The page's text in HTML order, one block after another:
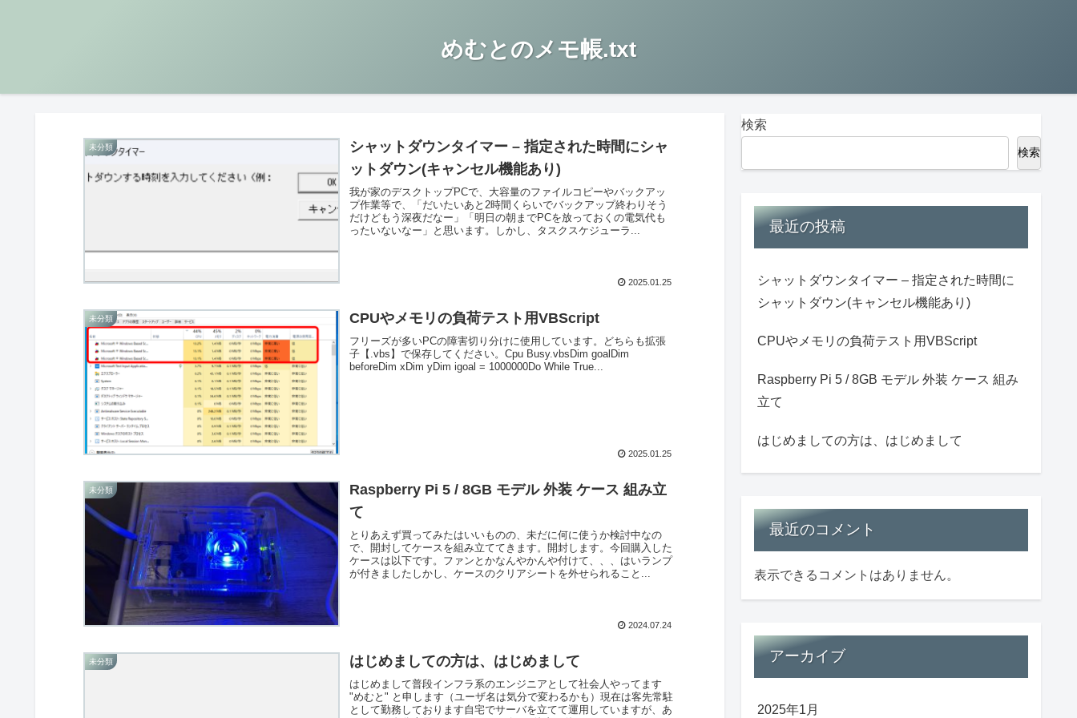
めむとのメモ帳.txt
未分類
シャットダウンタイマー – 指定された時間にシャ
ットダウン(キャンセル機能あり)
我が家のデスクトップPCで、大容量のファイルコピーやバックアッ
プ作業等で、「だいたいあと2時間くらいでバックアップ終わりそう
だけどもう深夜だなー」「明日の朝までPCを放っておくの電気代も
ったいないなー」と思います。しかし、タスクスケジューラ...
2025.01.25
未分類 CPUやメモリの負荷テスト用VBScript
フリーズが多いPCの障害切り分けに使用しています。どちらも拡張
子【.vbs】で保存してください。Cpu Busy.vbsDim goalDim
beforeDim xDim yDim igoal = 1000000Do While True...
2025.01.25
未分類
Raspberry Pi 5 / 8GB モデル 外装 ケース 組み立
て
とりあえず買ってみたはいいものの、未だに何に使うか検討中なの
で、開封してケースを組み立ててきます。開封します。今回購入した
ケースは以下です。ファンとかなんやかんや付けて、、、はいランプ
が付きましたしかし、ケースのクリアシートを外せられること...
2024.07.24
未分類 はじめましての方は、はじめまして
はじめまして普段インフラ系のエンジニアとして社会人やってます
"めむと" と申します（ユーザ名は気分で変わるかも）現在は客先常駐
として勤務しております自宅でサーバを立てて運用していますが、あ
検索
検索
最近の投稿
シャットダウンタイマー – 指定された時間に
シャットダウン(キャンセル機能あり)
CPUやメモリの負荷テスト用VBScript
Raspberry Pi 5 / 8GB モデル 外装 ケース 組み
立て
はじめましての方は、はじめまして
最近のコメント
表示できるコメントはありません。
アーカイブ
2025年1月